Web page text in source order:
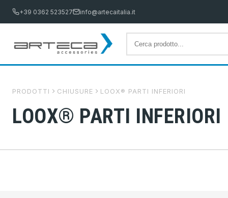
+39 0362 523527 info@artecaitalia.it
PRODOTTI CHIUSURE LOOX® PARTI INFERIORI
LOOX® PARTI INFERIORI